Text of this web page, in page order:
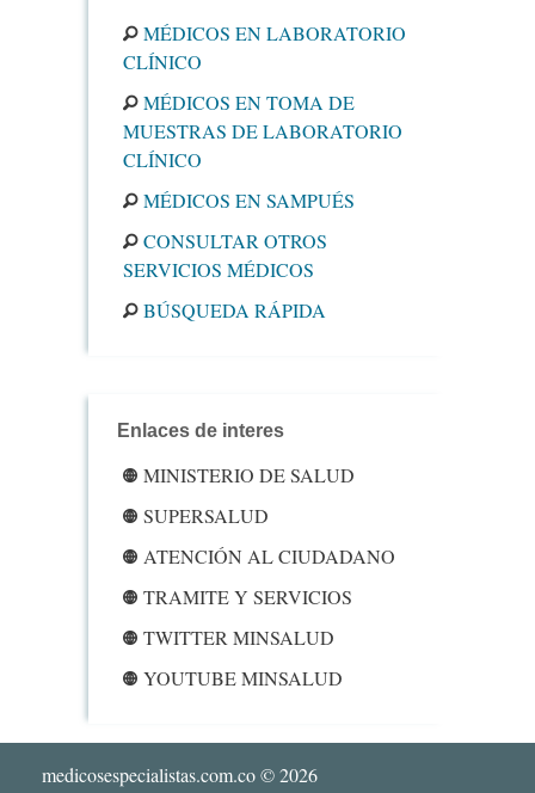
MÉDICOS EN LABORATORIO
CLÍNICO
MÉDICOS EN TOMA DE
MUESTRAS DE LABORATORIO
CLÍNICO
MÉDICOS EN SAMPUÉS
CONSULTAR OTROS
SERVICIOS MÉDICOS
BÚSQUEDA RÁPIDA
Enlaces de interes
MINISTERIO DE SALUD
SUPERSALUD
ATENCIÓN AL CIUDADANO
TRAMITE Y SERVICIOS
TWITTER MINSALUD
YOUTUBE MINSALUD
medicosespecialistas.com.co© 2026